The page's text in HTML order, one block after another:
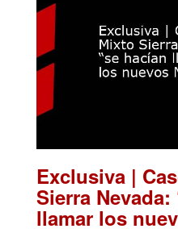
Exclusiva |
Sierra Nevada:
llamar los